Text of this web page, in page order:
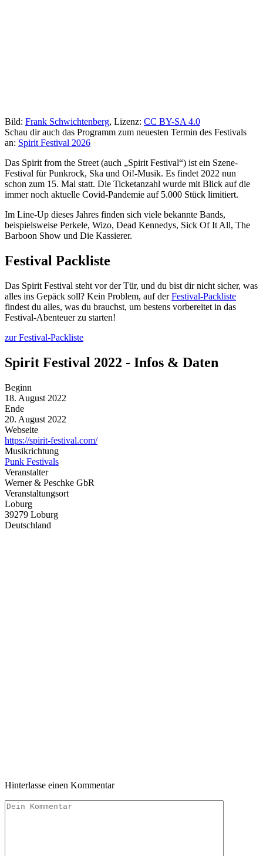
Bild: Frank Schwichtenberg, Lizenz: CC BY-SA 4.0
Schau dir auch das Programm zum neuesten Termin des Festivals
an: Spirit Festival 2026
Das Spirit from the Street (auch „Spirit Festival“) ist ein Szene-
Festival für Punkrock, Ska und Oi!-Musik. Es findet 2022 nun
schon zum 15. Mal statt. Die Ticketanzahl wurde mit Blick auf die
immer noch aktuelle Covid-Pandemie auf 5.000 Stück limitiert.
Im Line-Up dieses Jahres finden sich viele bekannte Bands,
beispielsweise Perkele, Wizo, Dead Kennedys, Sick Of It All, The
Barboon Show und Die Kassierer.
Festival Packliste
Das Spirit Festival steht vor der Tür, und du bist dir nicht sicher, was
alles ins Gepäck soll? Kein Problem, auf derFestival-Packliste
findest du alles, was du brauchst, um bestens vorbereitet in das
Festival-Abenteuer zu starten!
zur Festival-Packliste
Spirit Festival 2022 - Infos & Daten
Beginn
18. August 2022
Ende
20. August 2022
Webseite
https://spirit-festival.com/
Musikrichtung
Punk Festivals
Veranstalter
Werner & Peschke GbR
Veranstaltungsort
Loburg
39279 Loburg
Deutschland
Hinterlasse einen Kommentar